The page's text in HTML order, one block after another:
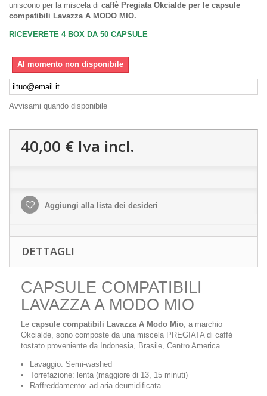
uniscono per la miscela di caffè Pregiata Okcialde per le capsule
compatibili Lavazza A MODO MIO.
RICEVERETE 4 BOX DA 50 CAPSULE
Al momento non disponibile
Avvisami quando disponibile
40,00 € Iva incl.
Aggiungi alla lista dei desideri
DETTAGLI
CAPSULE COMPATIBILI
LAVAZZA A MODO MIO
Le capsule compatibili Lavazza A Modo Mio, a marchio
Okcialde, sono composte da una miscela PREGIATA di caffè
tostato proveniente da Indonesia, Brasile, Centro America.
Lavaggio: Semi-washed
Torrefazione: lenta (maggiore di 13, 15 minuti)
Raffreddamento: ad aria deumidificata.